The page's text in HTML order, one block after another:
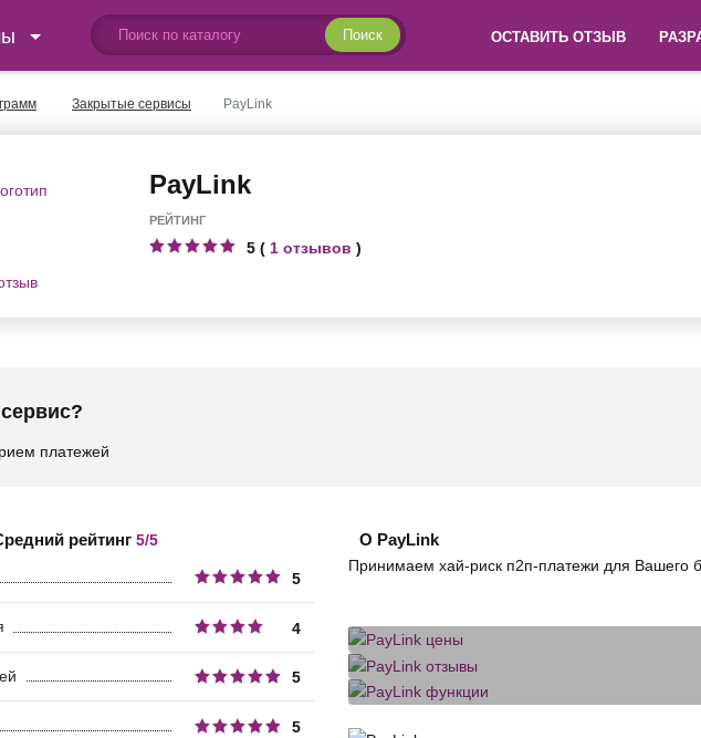
ОСТАВИТЬ ОТЗЫВ
Поиск
Закрытые сервисы PayLink
PayLink
РЕЙТИНГ
5 ( 1 отзывов )
платежей
О PayLink
Принимаем хай-риск п2п-платежи для Вашего
рейтинг 5/5
5
4
5
5